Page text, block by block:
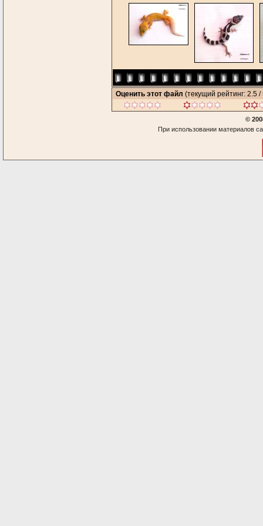
Оценить этот файл (текущий рейтинг: 2.5 /
©
При использовании материалов